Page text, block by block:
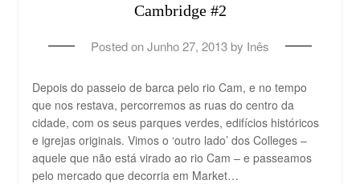
Cambridge #2
Posted onJunho 27, 2013 by Inês
Depois do passeio de barca pelo rio Cam, e no tempo
que nos restava, percorremos as ruas do centro da
cidade, com os seus parques verdes, edifícios históricos
e igrejas originais. Vimos o ‘outro lado’ dos Colleges –
aquele que não está virado ao rio Cam – e passeamos
pelo mercado que decorria em Market…